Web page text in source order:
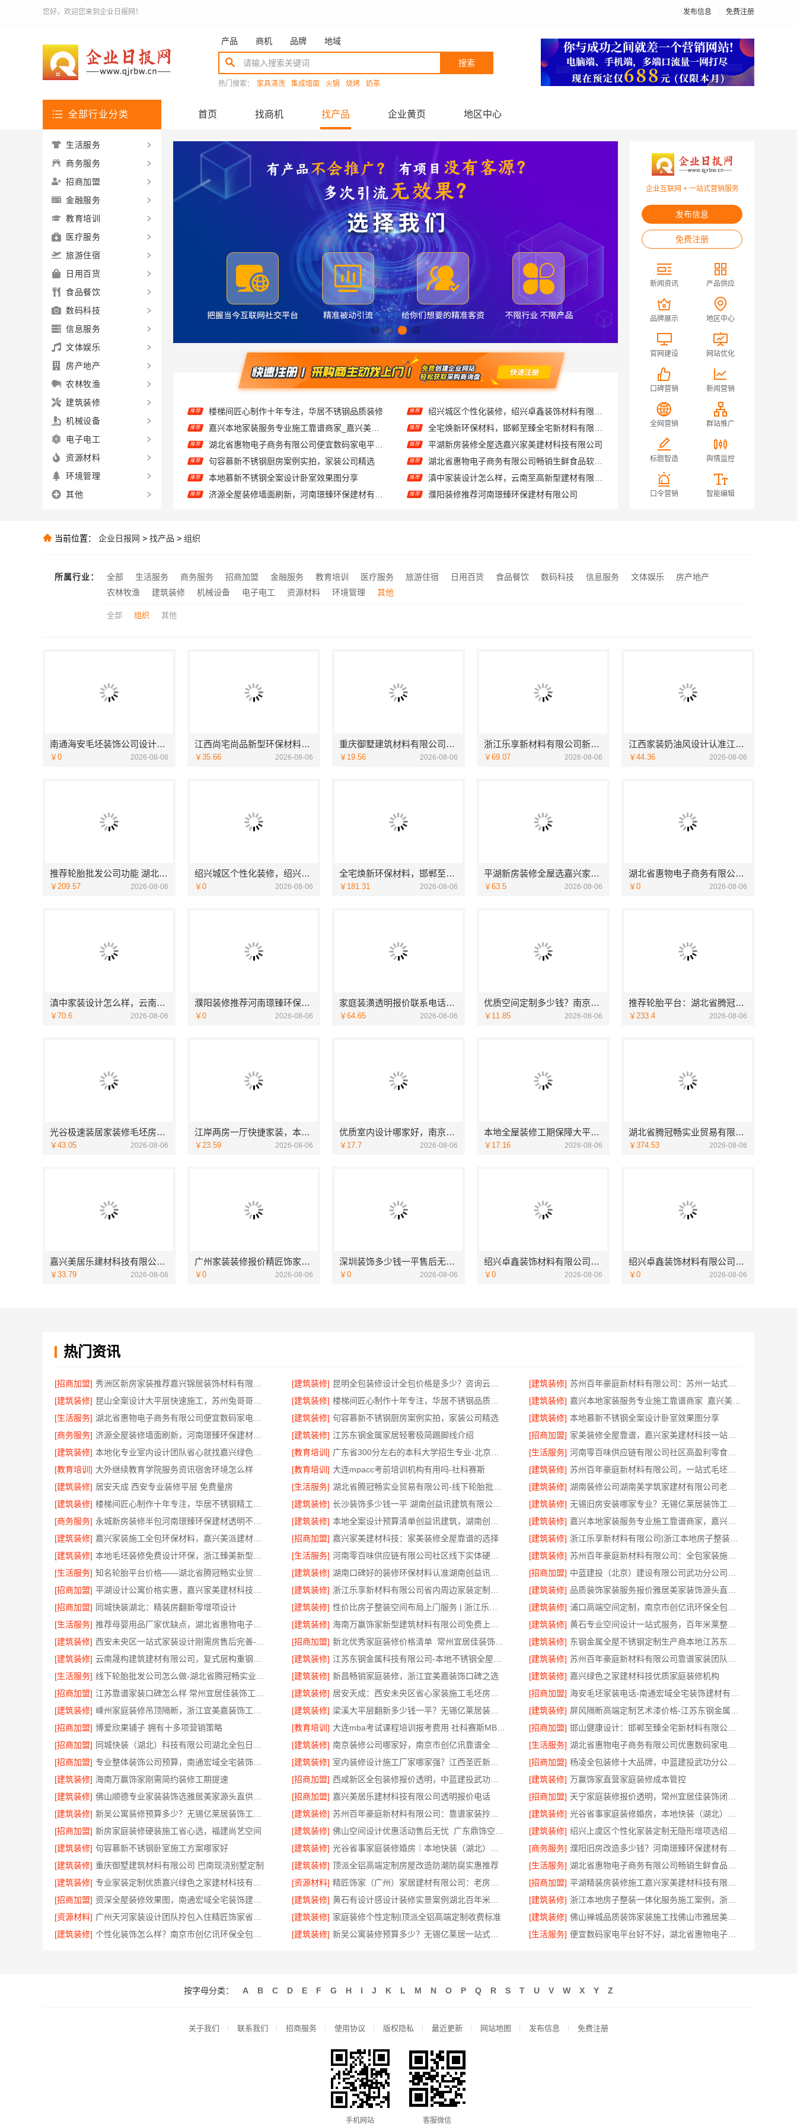
您好，欢迎您来到企业日报网！ 发布信息 免费注册
产品 商机 品牌 地域
搜索
热门搜索： 家具清洗 集成墙面 火锅 烧烤 奶茶
全部行业分类 首页 找商机 找产品 企业黄页 地区中心
推荐 嘉兴本地家装服务专业施工靠谱商家_嘉兴美派建材科技有限公司
推荐 湖北省惠物电子商务有限公司便宜数码家电平台好不好
推荐 句容慕新不锈钢厨房案例实拍，家装公司精选
推荐 本地慕新不锈钢全案设计卧室效果图分享
推荐
推荐 绍兴卓鑫装饰材料有限公司：城区个性化装修质量有保障
推荐 昆山全案设计大平层快速施工，苏州兔哥哥智装高效落地
推荐 全宅焕新环保材料，邯郸至臻全宅新材料有限公司品质优选
推荐 平湖新房装修全屋选嘉兴家美建材科技有限公司
推荐 湖北省惠物电子商务有限公司畅销生鲜食品软件功能解析
推荐 滇中家装设计怎么样，云南至高新型建材有限公司
推荐 濮阳装修推荐河南璟臻环保建材有限公司
推荐
推荐 推荐轮胎批发公司功能 湖北省腾冠畅实业贸易有限公司核心解析
企业互联网 + 一站式营销服务
发布信息
免费注册
新闻资讯 产品供应
品牌展示 地区中心
官网建设 网站优化
口碑营销 新闻营销
全网营销 群站推广
标题智造 舆情监控
口令营销 智能编辑
生活服务
商务服务
招商加盟
金融服务
教育培训
医疗服务
旅游住宿
日用百货
食品餐饮
数码科技
信息服务
文体娱乐
房产地产
农林牧渔
建筑装修
机械设备
电子电工
资源材料
环境管理
其他
当前位置： 企业日报网 > 找产品 > 组织
所属行业： 全部 生活服务 商务服务 招商加盟 金融服务 教育培训 医疗服务 旅游住宿 日用百货 食品餐饮 数码科技 信息服务 文体娱乐
房产地产
农林牧渔
建筑装修 机械设备 电子电工 资源材料 环境管理 其他
全部 组织 其他
南通海安毛坯装饰公司设计_南通宏域全宅装饰建材有限公司
￥0 2026-08-06
江西尚宅尚品新型环保材料有限公司江西家装奶油风设计
￥35.66 2026-08-06
重庆御墅建筑材料有限公司巴南定制化建房工期短
￥19.56 2026-08-06
浙江乐享新材料有限公司新房装修案例
￥69.07 2026-08-06
江西家装奶油风设计认准江西尚宅尚品新型环保材料有限公司
￥44.36 2026-08-06
推荐轮胎批发公司功能 湖北省腾冠畅实业贸易有限公司核心解析
￥209.57 2026-08-06
绍兴城区个性化装修，绍兴卓鑫装饰材料有限公司质量有保障
￥0 2026-08-06
全宅焕新环保材料，邯郸至臻全宅新材料有限公司品质优选
￥181.31 2026-08-06
平湖新房装修全屋选嘉兴家美建材科技有限公司
￥63.5 2026-08-06
湖北省惠物电子商务有限公司畅销生鲜食品软件功能解析
￥0 2026-08-06
滇中家装设计怎么样，云南至高新型建材有限公司
￥70.6 2026-08-06
濮阳装修推荐河南璟臻环保建材有限公司
￥0 2026-08-06
家庭装潢透明报价联系电话，嘉兴美居乐建材科技有限公司
￥64.65 2026-08-06
优质空间定制多少钱？南京市创亿讯套餐报价公开透明
￥11.85 2026-08-06
推荐轮胎平台：湖北省腾冠畅实业贸易有限公司优势
￥233.4 2026-08-06
光谷极速装居家装修毛坯房，本地快装（湖北）科技有限公司
￥43.05 2026-08-06
江岸两房一厅快捷家装，本地快装（湖北）科技有限公司
￥23.59 2026-08-06
优质室内设计哪家好，南京市创亿讯环保家装全包推荐
￥17.7 2026-08-06
本地全屋装修工期保障大平层联系浙江臻美新型建材有限公司
￥17.16 2026-08-06
湖北省腾冠畅实业贸易有限公司：国内轮胎平台解决方案
￥374.53 2026-08-06
嘉兴美居乐建材科技有限公司家装匠心施工案例
￥33.79 2026-08-06
广州家装装修报价精匠饰家全屋
￥0 2026-08-06
深圳装饰多少钱一平售后无忧，广东鼎饰空间装饰工程有限公司透明报价
￥0 2026-08-06
绍兴卓鑫装饰材料有限公司承接绍兴上虞区精细化全包质量有保障
￥0 2026-08-06
绍兴卓鑫装饰材料有限公司专注绍兴本地家装别墅设计施工
￥0 2026-08-06
热门资讯
[招商加盟] [建筑装修] [建筑装修]
[建筑装修]
[建筑装修] [建筑装修]
[生活服务]
[建筑装修] 句容慕新不锈钢厨房案例实拍，家装公司精选 [建筑装修] 本地慕新不锈钢全案设计卧室效果图分享
[商务服务]
[建筑装修] 江苏东钢金属家居轻奢极简踢脚线介绍 [招商加盟]
[建筑装修]
[教育培训] [生活服务]
[教育培训] 大外继续教育学院服务资讯宿舍环境怎么样 [教育培训] 大连mpacc考前培训机构有用吗-社科赛斯 [建筑装修]
[建筑装修] 居安天成 西安专业装修平层 免费量房 [生活服务] [建筑装修]
[建筑装修]
[建筑装修] [建筑装修]
[商务服务]
[建筑装修] [建筑装修]
[建筑装修]
[招商加盟] 嘉兴家美建材科技：家美装修全屋靠谱的选择 [建筑装修]
[建筑装修]
[生活服务] [建筑装修]
[生活服务]
[建筑装修] [招商加盟]
[招商加盟]
[建筑装修] [建筑装修]
[招商加盟] 同城快装湖北：精装房翻新零增项设计 [建筑装修] [建筑装修]
[生活服务]
[建筑装修] [建筑装修]
[建筑装修]
[招商加盟] [建筑装修]
[建筑装修]
[建筑装修] [建筑装修]
[生活服务]
[建筑装修] 新昌畅销家庭装修，浙江宜美嘉装饰口碑之选 [建筑装修] 嘉兴绿色之家建材科技优质家庭装修机构
[招商加盟]
[建筑装修] [招商加盟]
[建筑装修]
[建筑装修] [建筑装修]
[招商加盟] 博爱欣果铺子 拥有十多项营销策略 [教育培训] [招商加盟]
[招商加盟]
[建筑装修] [生活服务]
[招商加盟]
[建筑装修] [招商加盟]
[建筑装修] 海南万赢饰家刚需简约装修工期提速 [招商加盟] [建筑装修] 万赢饰家直营家庭装修成本管控
[建筑装修]
[招商加盟] 嘉兴美居乐建材科技有限公司透明报价电话 [招商加盟]
[建筑装修]
[建筑装修] [建筑装修]
[招商加盟] 新房家庭装修硬装施工省心选，福建尚艺空间 [建筑装修] [建筑装修]
[建筑装修] 句容慕新不锈钢卧室施工方案哪家好 [建筑装修] [商务服务]
[建筑装修] 重庆御墅建筑材料有限公司 巴南现浇别墅定制 [建筑装修] 顶派全铝高端定制房屋改造防潮防腐实惠推荐 [生活服务]
[建筑装修]
[资源材料] [招商加盟]
[招商加盟]
[建筑装修] [建筑装修]
[资源材料]
[建筑装修] 家庭装修个性定制|顶派全铝高端定制收费标准 [建筑装修]
[建筑装修]
[建筑装修] [生活服务]
按字母分类： A B C D E F G H I J K L M N O P Q R S T U V W X Y Z
关于我们 联系我们 招商服务 使用协议 版权隐私 最近更新 网站地图 发布信息 免费注册
手机网站 客服微信